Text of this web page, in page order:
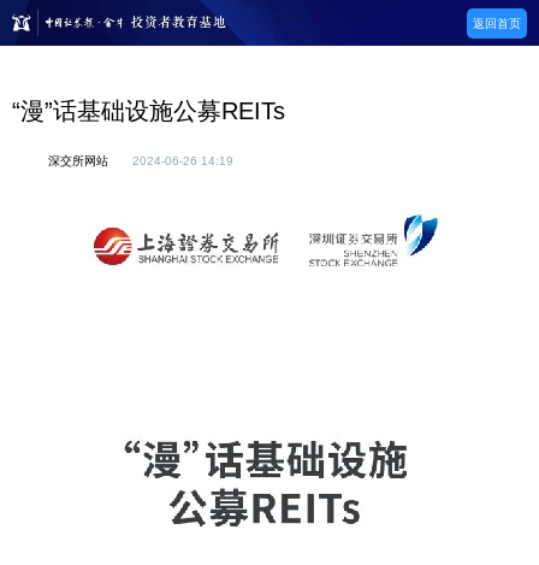
返回首页
“漫”话基础设施公募REITs
深交所网站 2024-06-26 14:19